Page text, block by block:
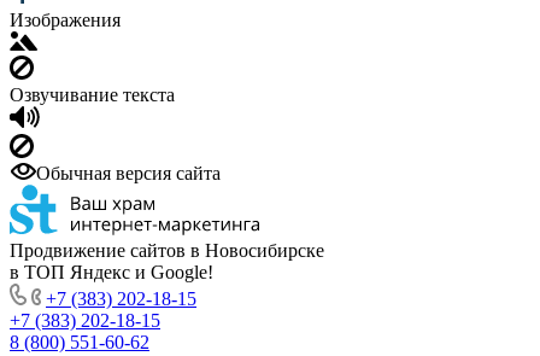
Изображения
Озвучивание текста
Обычная версия сайта
Продвижение сайтов в Новосибирске
в ТОП Яндекс и Google!
+7 (383) 202-18-15
+7 (383) 202-18-15
8 (800) 551-60-62